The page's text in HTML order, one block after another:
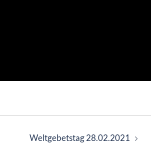
Weltgebetstag 28.02.2021